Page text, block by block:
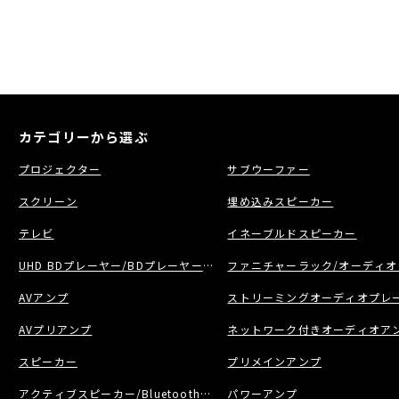
カテゴリーから選ぶ
プロジェクター
スクリーン
テレビ
UHD BDプレーヤー/BDプレーヤー/BDレコーダー
AVアンプ
AVプリアンプ
スピーカー
アクティブスピーカー/Bluetoothスピーカー
サブウーファー
埋め込みスピーカー
イネーブルドスピーカー
ファニチャーラック/オーディ
ストリーミングオーディオプ
ネットワーク付きオーディオア
プリメインアンプ
パワーアンプ